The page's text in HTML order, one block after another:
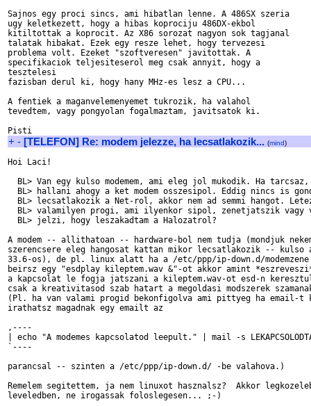
Sajnos egy proci sincs, ami hibatlan lenne. A 486SX szeria
ugy keletkezett, hogy a hibas koprociju 486DX-ekbol
kitiltottak a koprocit. Az X86 sorozat nagyon sok tagjanal
talatak hibakat. Ezek egy resze lehet, hogy tervezesi
problema volt. Ezeket "szoftveresen" javitottak. A
specifikaciok teljesiteserol meg csak annyit, hogy a
tesztelesi
fazisban derul ki, hogy hany MHz-es lesz a CPU...
A fentiek a maganvelemenyemet tukrozik, ha valahol
tevedtem, vagy pongyolan fogalmaztam, javitsatok ki.
+ - [TELEFON] Re: modem jelezze, ha lecsatlakozik... (mind)
Hoi Laci!
BL> Van egy kulso modemem, ami eleg jol mukodik. Ha tarcsaz,
BL> hallani ahogy a ket modem osszesipol. Eddig nincs is
BL> lecsatlakozik a Net-rol, akkor nem ad semmi hangot.
BL> valamilyen progi, ami ilyenkor sipol, zenetjatszik vagy
  BL> jelzi, hogy leszakadtam a Halozatrol?
A modem -- allithatoan -- hardware-bol nem tudja (mondjuk
szerencsere eleg hangosat kattan mikor lecsatlakozik -- kulso
33.6-os), de pl. linux alatt ha a /etc/ppp/ip-down.d/
beirsz egy "esdplay kileptem.wav &"-ot akkor amint
a kapcsolat le fogja jatszani a kileptem.wav-ot esd-n
csak a kreativitasod szab hatart a megoldasi modszerek
(Pl. ha van valami progid bekonfigolva ami pittyeg ha email-t
irathatsz magadnak egy emailt az
,----
| echo "A modemes kapcsolatod leepult." | mail -s
`----
parancsal -- szinten a /etc/ppp/ip-down.d/ -be valahova.)
Remelem segitettem, ja nem linuxot hasznalsz?  Akkor
leveledben, ne irogassak foloslegesen... ;-)